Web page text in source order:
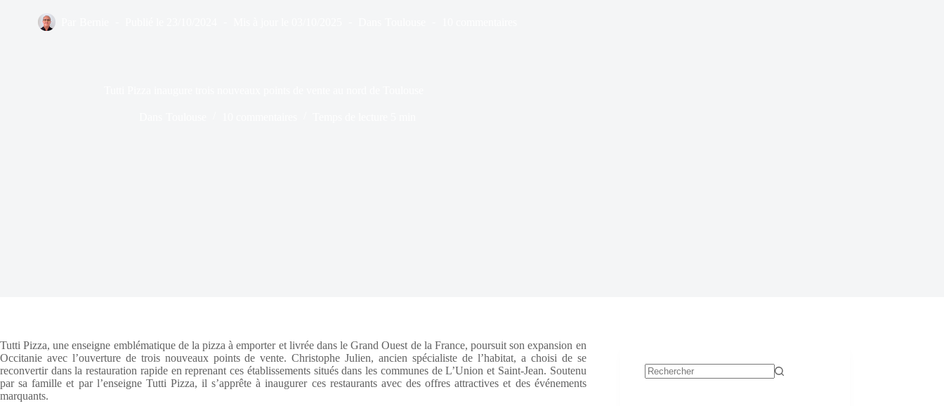
Tutti Pizza, une enseigne emblématique de la pizza à emporter et livrée dans le Grand Ouest de la France, poursuit son expansion en
Occitanie avec l’ouverture de trois nouveaux points de vente. Christophe Julien, ancien spécialiste de l’habitat, a choisi de se
reconvertir dans la restauration rapide en reprenant ces établissements situés dans les communes de L’Union et Saint-Jean. Soutenu
par sa famille et par l’enseigne Tutti Pizza, il s’apprête à inaugurer ces restaurants avec des offres attractives et des événements
marquants.